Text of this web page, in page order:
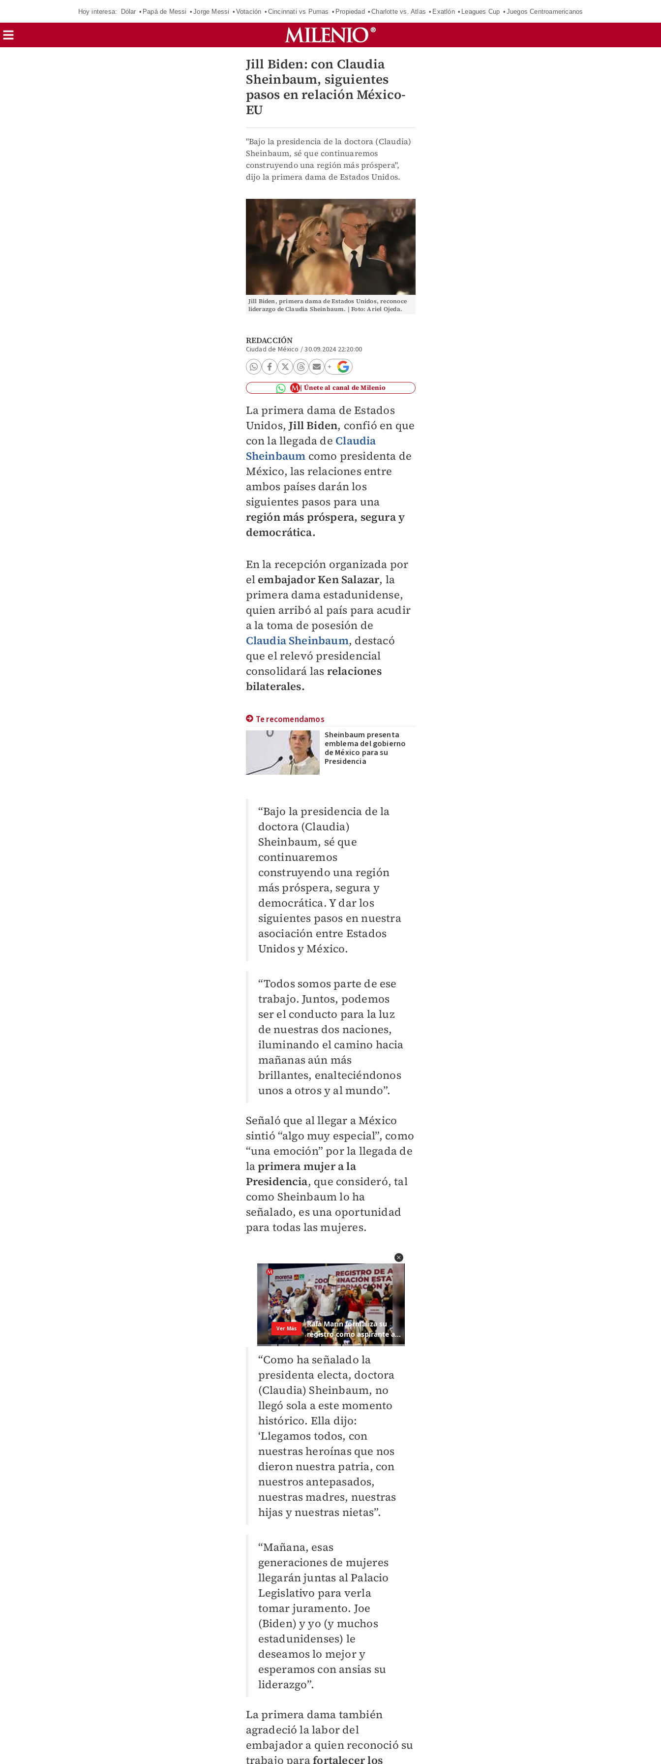
Hoy interesa: Dólar Papá de Messi Jorge Messi Votación Cincinnati vs Pumas Propiedad Charlotte vs. Atlas Exatlón Leagues Cup Juegos Centroamericanos
Jill Biden: con Claudia
Sheinbaum, siguientes
pasos en relación México-
EU
"Bajo la presidencia de la doctora (Claudia)
Sheinbaum, sé que continuaremos
construyendo una región más próspera",
dijo la primera dama de Estados Unidos.
Jill Biden, primera dama de Estados Unidos, reconoce
liderazgo de Claudia Sheinbaum. | Foto: Ariel Ojeda.
REDACCIÓN
Ciudad de México /30.09.2024 22:20:00
Únete al canal de Milenio
La primera dama de Estados
Unidos,Jill Biden, confió en que
con la llegada de Claudia
Sheinbaum como presidenta de
México, las relaciones entre
ambos países darán los
siguientes pasos para una
región más próspera, segura y
democrática.
En la recepción organizada por
el embajador Ken Salazar, la
primera dama estadunidense,
quien arribó al país para acudir
a la toma de posesión de
Claudia Sheinbaum, destacó
que el relevó presidencial
consolidará las relaciones
bilaterales.
Te recomendamos
Sheinbaum presenta
emblema del gobierno
de México para su
Presidencia
“Bajo la presidencia de la
doctora (Claudia)
Sheinbaum, sé que
continuaremos
construyendo una región
más próspera, segura y
democrática. Y dar los
siguientes pasos en nuestra
asociación entre Estados
Unidos y México.
“Todos somos parte de ese
trabajo. Juntos, podemos
ser el conducto para la luz
de nuestras dos naciones,
iluminando el camino hacia
mañanas aún más
brillantes, enalteciéndonos
unos a otros y al mundo”.
Señaló que al llegar a México
sintió “algo muy especial”, como
“una emoción” por la llegada de
laprimera mujer a la
Presidencia, que consideró, tal
como Sheinbaum lo ha
señalado, es una oportunidad
para todas las mujeres.
“Como ha señalado la
presidenta electa, doctora
(Claudia) Sheinbaum, no
llegó sola a este momento
histórico. Ella dijo:
‘Llegamos todos, con
nuestras heroínas que nos
dieron nuestra patria, con
nuestros antepasados,
nuestras madres, nuestras
hijas y nuestras nietas”.
“Mañana, esas
generaciones de mujeres
llegarán juntas al Palacio
Legislativo para verla
tomar juramento. Joe
(Biden) y yo (y muchos
estadunidenses) le
deseamos lo mejor y
esperamos con ansias su
liderazgo”.
La primera dama también
agradeció la labor del
embajador a quien reconoció su
trabajo parafortalecer los